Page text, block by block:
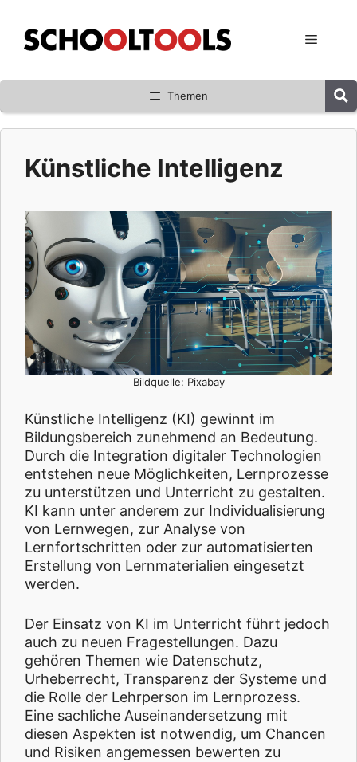
Inhalt
springen
Menü
Themen
Künstliche Intelligenz
Bildquelle: Pixabay
Künstliche Intelligenz (KI) gewinnt im
Bildungsbereich zunehmend an Bedeutung.
Durch die Integration digitaler Technologien
entstehen neue Möglichkeiten, Lernprozesse
zu unterstützen und Unterricht zu gestalten.
KI kann unter anderem zur Individualisierung
von Lernwegen, zur Analyse von
Lernfortschritten oder zur automatisierten
Erstellung von Lernmaterialien eingesetzt
werden.
Der Einsatz von KI im Unterricht führt jedoch
auch zu neuen Fragestellungen. Dazu
gehören Themen wie Datenschutz,
Urheberrecht, Transparenz der Systeme und
die Rolle der Lehrperson im Lernprozess.
Eine sachliche Auseinandersetzung mit
diesen Aspekten ist notwendig, um Chancen
und Risiken angemessen bewerten zu